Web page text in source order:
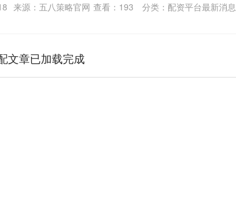
来源：五八策略官网 查看： 193 分类： 配资平台最新消息
文章已加载完成